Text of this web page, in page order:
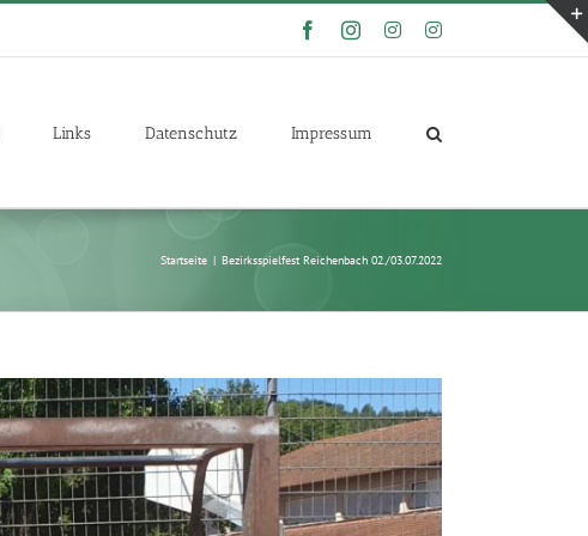
FacebookInstagramInstagramInstagram
Links Datenschutz Impressum
Startseite | Bezirksspielfest Reichenbach 02./03.07.2022